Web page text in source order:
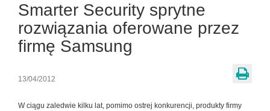
Smarter Security sprytne
rozwiązania oferowane przez
firmę Samsung
13/04/2012
W ciągu zaledwie kilku lat, pomimo ostrej konkurencji, produkty firmy